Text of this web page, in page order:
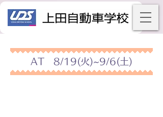
AT 8/19(火)~9/6(土)